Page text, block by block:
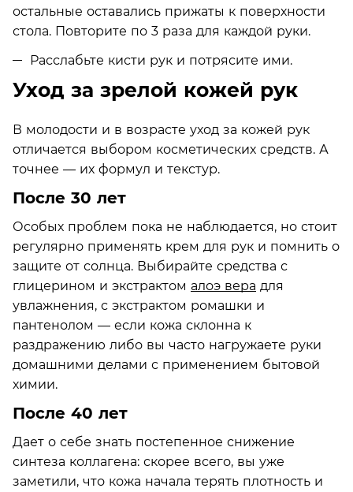
остальные оставались прижаты к поверхности
стола. Повторите по 3 раза для каждой руки.
Расслабьте кисти рук и потрясите ими.
Уход за зрелой кожей рук
В молодости и в возрасте уход за кожей рук
отличается выбором косметических средств. А
точнее — их формул и текстур.
После 30 лет
Особых проблем пока не наблюдается, но стоит
регулярно применять крем для рук и помнить о
защите от солнца. Выбирайте средства с
глицерином и экстрактом алоэ вера для
увлажнения, с экстрактом ромашки и
пантенолом — если кожа склонна к
раздражению либо вы часто нагружаете руки
домашними делами с применением бытовой
химии.
После 40 лет
Дает о себе знать постепенное снижение
синтеза коллагена: скорее всего, вы уже
заметили, что кожа начала терять плотность и